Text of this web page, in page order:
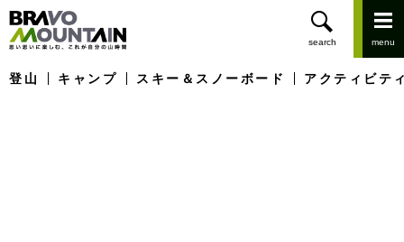
登山 キャンプ スキー＆スノーボード アクティビテ